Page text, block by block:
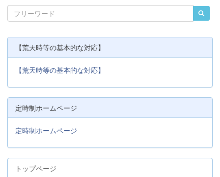
【荒天時等の基本的な対応】
【荒天時等の基本的な対応】
定時制ホームページ
定時制ホームページ
トップページ